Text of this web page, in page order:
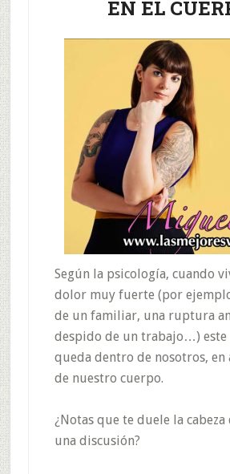
EN EL
Según la psicología, cuando
dolor muy fuerte (por
de un familiar, una ruptura
despido de un trabajo…) este
queda dentro de nosotros, en
de nuestro cuerpo.
¿Notas que te duele la cabeza
una discusión?